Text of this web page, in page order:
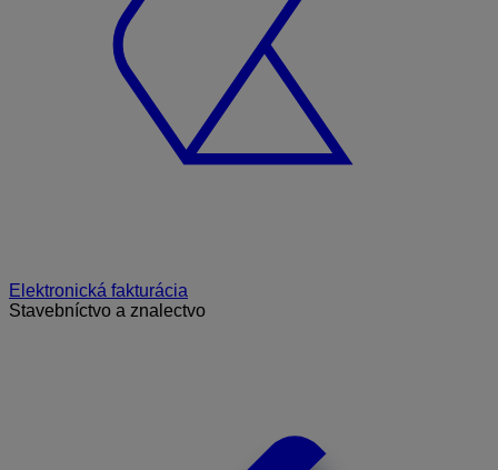
Elektronická fakturácia
Stavebníctvo a znalectvo